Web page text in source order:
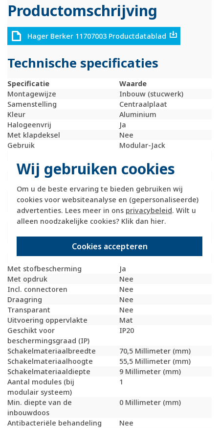
Wij gebruiken cookies
Om u de beste ervaring te bieden gebruiken wij
cookies voor websiteanalyse en (gepersonaliseerde)
advertenties. Lees meer in ons privacybeleid. Wilt u
alleen noodzakelijke cookies? Klik dan hier.
Cookies accepteren
Productomschrijving
Hager Berker 11707003 Productdatablad
Technische specificaties
Specificatie
Waarde
Montagewijze
Inbouw (stucwerk)
Samenstelling
Centraalplaat
Kleur
Aluminium
Halogeenvrij
Ja
Met klapdeksel
Nee
Gebruik
Modular-Jack
Met trekontlasting
Nee
Materiaalkwaliteit
Thermoplast
Opdrukveld
Met label
Geschikt voor aantal
connectoren
1
Materiaal
Kunststof
schroef
Nee
RAL-nummer (vergelijkbaar)
9006
Met stofbescherming
Ja
Met opdruk
Nee
Incl. connectoren
Nee
Draagring
Nee
Transparant
Nee
Uitvoering oppervlakte
Mat
Geschikt voor
beschermingsgraad (IP)
IP20
Schakelmateriaalbreedte
70,5 Millimeter (mm)
Schakelmateriaalhoogte
55,5 Millimeter (mm)
Schakelmateriaaldiepte
9 Millimeter (mm)
Aantal modules (bij
modulair systeem)
1
Min. diepte van de
inbouwdoos
0 Millimeter (mm)
Antibacteriële behandeling Nee